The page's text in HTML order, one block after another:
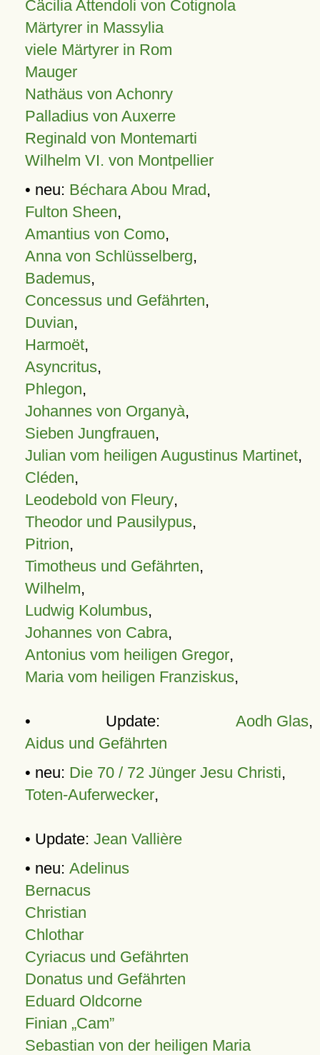
Cäcilia Attendoli von Cotignola
Märtyrer in Massylia
viele Märtyrer in Rom
Mauger
Nathäus von Achonry
Palladius von Auxerre
Reginald von Montemarti
Wilhelm VI. von Montpellier
• neu: Béchara Abou Mrad,
Fulton Sheen,
Amantius von Como,
Anna von Schlüsselberg,
Bademus,
Concessus und Gefährten,
Duvian,
Harmoët,
Asyncritus,
Phlegon,
Johannes von Organyà,
Sieben Jungfrauen,
Julian vom heiligen Augustinus Martinet,
Cléden,
Leodebold von Fleury,
Theodor und Pausilypus,
Pitrion,
Timotheus und Gefährten,
Wilhelm,
Ludwig Kolumbus,
Johannes von Cabra,
Antonius vom heiligen Gregor,
Maria vom heiligen Franziskus,
• Update: Aodh Glas,
Aidus und Gefährten
• neu: Die 70 / 72 Jünger Jesu Christi,
Toten-Auferwecker,
• Update: Jean Vallière
• neu: Adelinus
Bernacus
Christian
Chlothar
Cyriacus und Gefährten
Donatus und Gefährten
Eduard Oldcorne
Finian Cam
Sebastian von der heiligen Maria